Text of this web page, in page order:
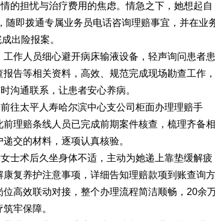
担忧与治疗费用的焦虑。情急之下，她想起自
随即拨通专属业务员电话咨询理赔事宜，并在业
出险报案。
人员细心避开病床输液设备，轻声询问患者患
告等相关资料，高效、规范完成现场勘查工作，
沟通联系，让患者安心养病。
太平人寿哈尔滨中心支公司柜面办理理赔手
理赔条线人员已完成前期案件核查，梳理齐备相
交的材料，逐项认真核验。
术后久坐身体不适，主动为她递上靠垫缓解疲
复养护注意事项，详细告知理赔款项到账查询方
高效联动对接，整个办理流程简洁顺畅，20余
牢保障。